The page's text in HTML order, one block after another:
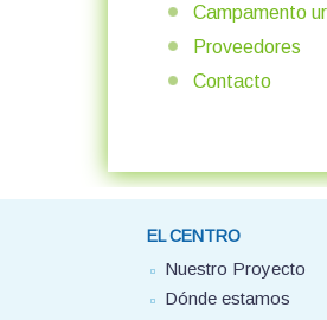
Campamento
Proveedores
Contacto
EL CENTRO
Nuestro Proyecto
Dónde estamos